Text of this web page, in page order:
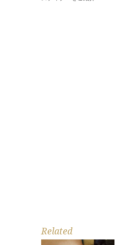
Related